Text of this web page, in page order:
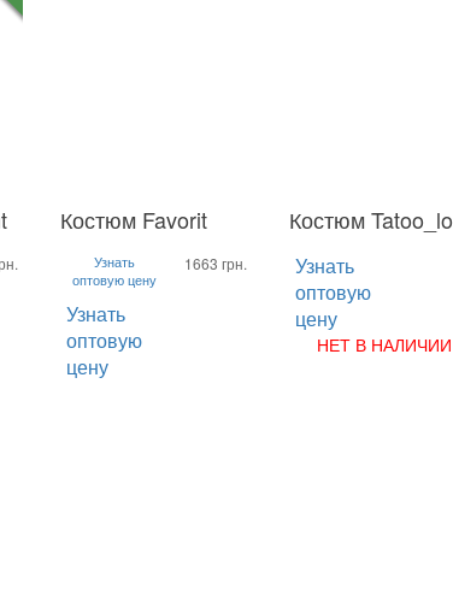
S M L XL
Костюм Favorit
Узнать
оптовую цену
Узнать
оптовую
цену
1663 грн.
S M L
Узнать
оптовую
цену
НЕТ В НАЛИЧИИ